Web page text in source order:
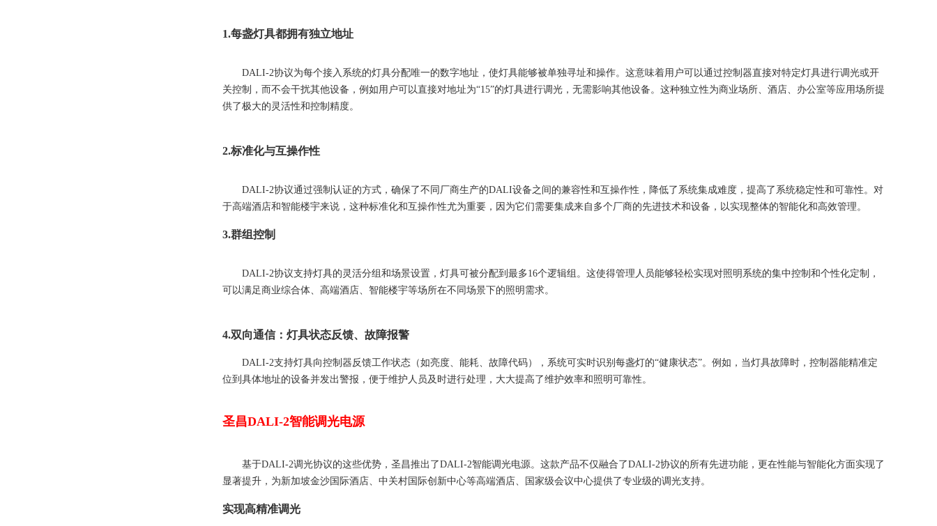
1.每盏灯具都拥有独立地址
DALI-2协议为每个接入系统的灯具分配唯一的数字地址，使灯具能够被单独寻址和操作。这意味着用户可以通过控制器直接对特定灯具进行调光或开
关控制，而不会干扰其他设备，例如用户可以直接对地址为“15”的灯具进行调光，无需影响其他设备。这种独立性为商业场所、酒店、办公室等应用场所提
供了极大的灵活性和控制精度。
2.标准化与互操作性
DALI-2协议通过强制认证的方式，确保了不同厂商生产的DALI设备之间的兼容性和互操作性，降低了系统集成难度，提高了系统稳定性和可靠性。对
于高端酒店和智能楼宇来说，这种标准化和互操作性尤为重要，因为它们需要集成来自多个厂商的先进技术和设备，以实现整体的智能化和高效管理。
3.群组控制
DALI-2协议支持灯具的灵活分组和场景设置，灯具可被分配到最多16个逻辑组。这使得管理人员能够轻松实现对照明系统的集中控制和个性化定制，
可以满足商业综合体、高端酒店、智能楼宇等场所在不同场景下的照明需求。
4.双向通信：灯具状态反馈、故障报警
DALI-2支持灯具向控制器反馈工作状态（如亮度、能耗、故障代码），系统可实时识别每盏灯的“健康状态”。例如，当灯具故障时，控制器能精准定
位到具体地址的设备并发出警报， 便于维护人员及时进行处理，大大提高了维护效率和照明可靠性。
圣昌DALI-2智能调光电源
基于DALI-2调光协议的这些优势，圣昌推出了DALI-2智能调光电源。这款产品不仅融合了DALI-2协议的所有先进功能，更在性能与智能化方面实现了
显著提升，为新加坡金沙国际酒店、中关村国际创新中心等高端酒店、国家级会议中心提供了专业级的调光支持。
实现高精准调光